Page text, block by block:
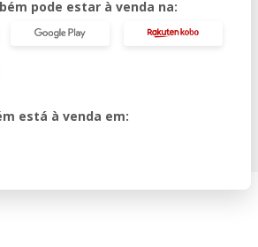
pode estar à venda na:
está à venda em: